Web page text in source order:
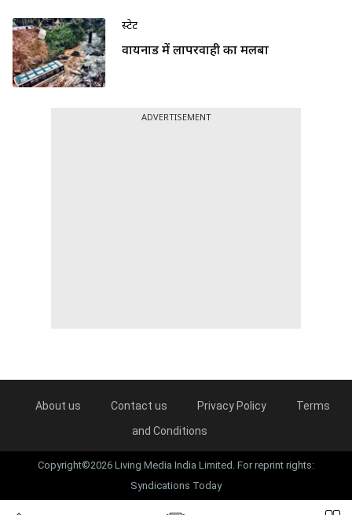
स्टेट
वायनाड में लापरवाही का मलबा
ADVERTISEMENT
About us Contact us Privacy Policy
Terms
and Conditions
Copyright©2026 Living Media India Limited. For reprint rights:
Syndications Today